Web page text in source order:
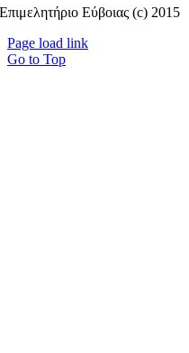
Επιμελητήριο Εύβοιας (c) 2015
Page load link
Go to Top